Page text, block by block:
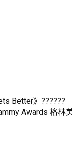
Better》??????
Awards 格